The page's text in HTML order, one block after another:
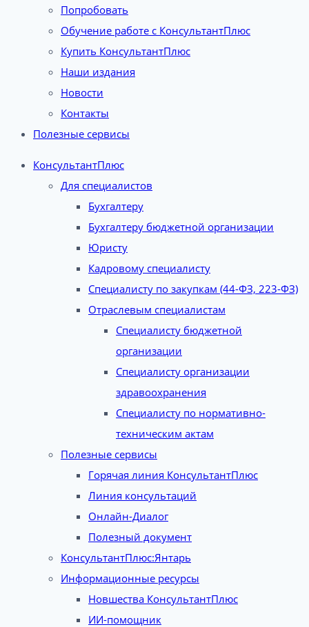
Попробовать
Обучение работе с КонсультантПлюс
Купить КонсультантПлюс
Наши издания
Новости
Контакты
Полезные сервисы
КонсультантПлюс
Для специалистов
Бухгалтеру
Бухгалтеру бюджетной организации
Юристу
Кадровому специалисту
Специалисту по закупкам (44-ФЗ, 223-ФЗ)
Отраслевым специалистам
Специалисту бюджетной
организации
Специалисту организации
здравоохранения
Специалисту по нормативно-
техническим актам
Полезные сервисы
Горячая линия КонсультантПлюс
Линия консультаций
Онлайн-Диалог
Полезный документ
КонсультантПлюс:Янтарь
Информационные ресурсы
Новшества КонсультантПлюс
ИИ-помощник